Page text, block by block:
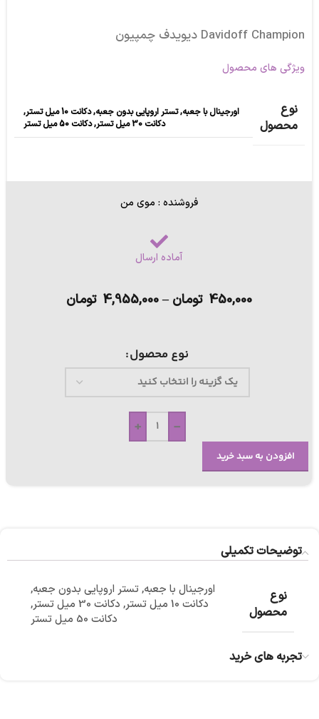
Davidoff Champion دیویدف چمپیون
ویژگی های محصول
نوع
محصول
اورجینال با جعبه,تستر اروپایی بدون جعبه,دکانت 10 میل تستر
,
دکانت 30 میل تستر
,دکانت 50 میل تستر
فروشنده : موی من
آماده ارسال
450,000 تومان –
4,955,000 تومان
نوع محصول
-
+
افزودن به سبد خرید
توضیحات تکمیلی
نوع
محصول
اورجینال با جعبه,تستر اروپایی بدون جعبه,
دکانت 10 میل تستر
, دکانت 30 میل تستر
,
دکانت 50 میل تستر
تجربه های خرید